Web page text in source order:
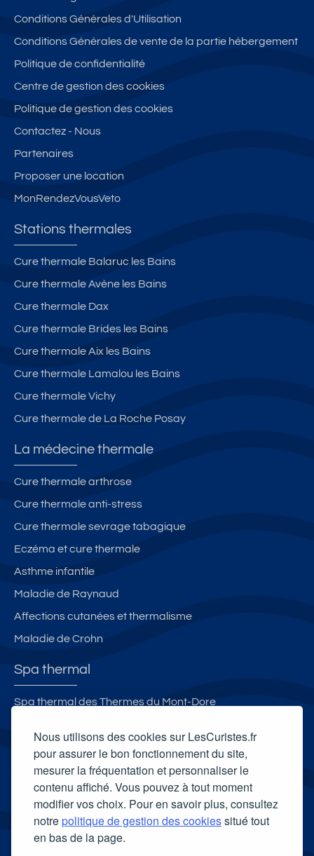
Nous utilisons des cookies sur LesCuristes.fr
pour assurer le bon fonctionnement du site,
mesurer la fréquentation et personnaliser le
contenu affiché. Vous pouvez à tout moment
modifier vos choix. Pour en savoir plus, consultez
notrepolitique de gestion des cookiessitué tout
en bas de la page.
Conditions Générales d'Utilisation
Conditions Générales de vente de la partie hébergement
Politique de confidentialité
Centre de gestion des cookies
Politique de gestion des cookies
Contactez - Nous
Partenaires
Proposer une location
MonRendezVousVeto
Stations thermales
Cure thermale Balaruc les Bains
Cure thermale Avène les Bains
Cure thermale Dax
Cure thermale Brides les Bains
Cure thermale Aix les Bains
Cure thermale Lamalou les Bains
Cure thermale Vichy
Cure thermale de La Roche Posay
La médecine thermale
Cure thermale arthrose
Cure thermale anti-stress
Cure thermale sevrage tabagique
Eczéma et cure thermale
Asthme infantile
Maladie de Raynaud
Affections cutanées et thermalisme
Maladie de Crohn
Spa thermal
Spa thermal des Thermes du Mont-Dore
Spa Thermal Avène
Carte cadeau spa Vichy
Carte cadeau spa Bagnoles-de-l'Orne
Carte cadeau spa Saubusse